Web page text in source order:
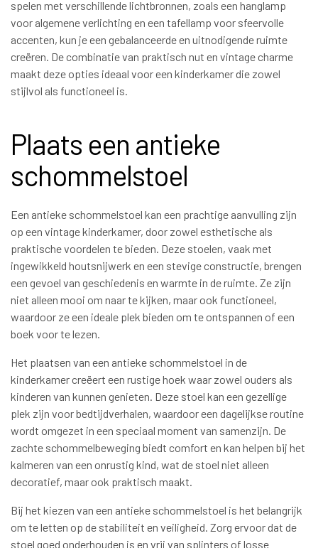
spelen met verschillende lichtbronnen, zoals een hanglamp
voor algemene verlichting en een tafellamp voor sfeervolle
accenten, kun je een gebalanceerde en uitnodigende ruimte
creëren. De combinatie van praktisch nut en vintage charme
maakt deze opties ideaal voor een kinderkamer die zowel
stijlvol als functioneel is.
Plaats een antieke
schommelstoel
Een antieke schommelstoel kan een prachtige aanvulling zijn
op een vintage kinderkamer, door zowel esthetische als
praktische voordelen te bieden. Deze stoelen, vaak met
ingewikkeld houtsnijwerk en een stevige constructie, brengen
een gevoel van geschiedenis en warmte in de ruimte. Ze zijn
niet alleen mooi om naar te kijken, maar ook functioneel,
waardoor ze een ideale plek bieden om te ontspannen of een
boek voor te lezen.
Het plaatsen van een antieke schommelstoel in de
kinderkamer creëert een rustige hoek waar zowel ouders als
kinderen van kunnen genieten. Deze stoel kan een gezellige
plek zijn voor bedtijdverhalen, waardoor een dagelijkse routine
wordt omgezet in een speciaal moment van samenzijn. De
zachte schommelbeweging biedt comfort en kan helpen bij het
kalmeren van een onrustig kind, wat de stoel niet alleen
decoratief, maar ook praktisch maakt.
Bij het kiezen van een antieke schommelstoel is het belangrijk
om te letten op de stabiliteit en veiligheid. Zorg ervoor dat de
stoel goed onderhouden is en vrij van splinters of losse